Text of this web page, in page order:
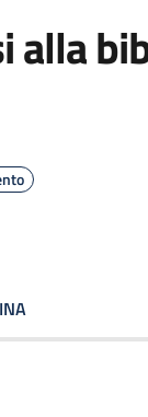
alla